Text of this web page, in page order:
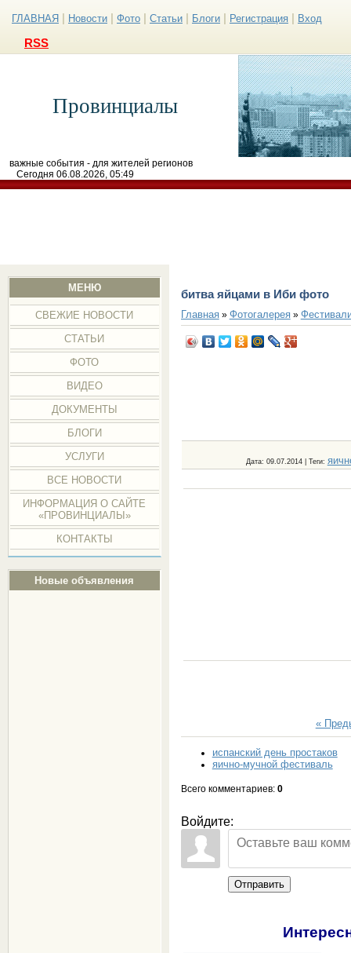
ГЛАВНАЯ Новости Фото Статьи Блоги Регистрация Вход
RSS
Провинциалы
важные события - для жителей регионов
Сегодня 06.08.2026, 05:49
МЕНЮ
СВЕЖИЕ НОВОСТИ
СТАТЬИ
ФОТО
ВИДЕО
ДОКУМЕНТЫ
БЛОГИ
УСЛУГИ
ВСЕ НОВОСТИ
ИНФОРМАЦИЯ О САЙТЕ
«ПРОВИНЦИАЛЫ»
КОНТАКТЫ
Новые объявления
битва яйцами в Иби фото
Главная» Фотогалерея»
Дата: 09.07.2014 | Теги:
«
испанский день простаков
яично-мучной фестиваль
Всего комментариев: 0
Войдите:
Отправить